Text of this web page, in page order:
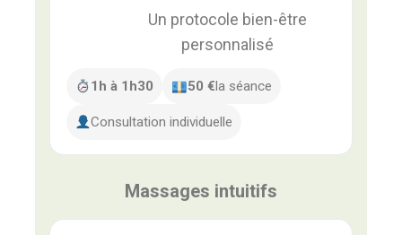
Un protocole bien-être
personnalisé
1h à 1h30 50 €la séance
Consultation individuelle
Massages intuitifs